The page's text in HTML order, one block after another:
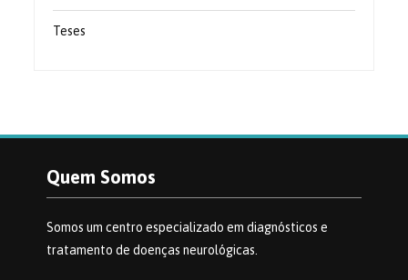
Teses
Quem Somos
Somos um centro especializado em diagnósticos e
tratamento de doenças neurológicas.